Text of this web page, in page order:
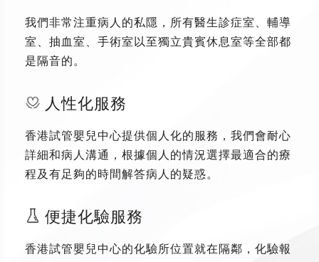
我們非常注重病人的私隱，所有醫生診症室、輔導
室、抽血室、手術室以至獨立貴賓休息室等全部都
是隔音的。
人性化服務
香港試管嬰兒中心提供個人化的服務，我們會耐心
詳細和病人溝通，根據個人的情況選擇最適合的療
程及有足夠的時間解答病人的疑惑。
便捷化驗服務
香港試管嬰兒中心的化驗所位置就在隔鄰，化驗報